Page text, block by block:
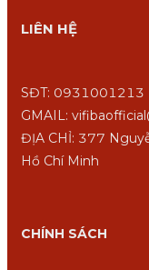
CHÍNH SÁCH
LIÊN HỆ
SĐT: 0931001213
GMAIL:
ĐỊA CHỈ: 377
Hồ Chí Minh